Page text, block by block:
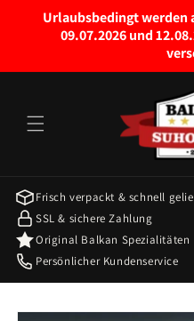
zum
Inhalt
Urlaubsbedingt werden
09.07.2026 und
Frisch verpackt & schnell
SSL & sichere Zahlung
Original Balkan Spezialitäten
Persönlicher Kundenservice